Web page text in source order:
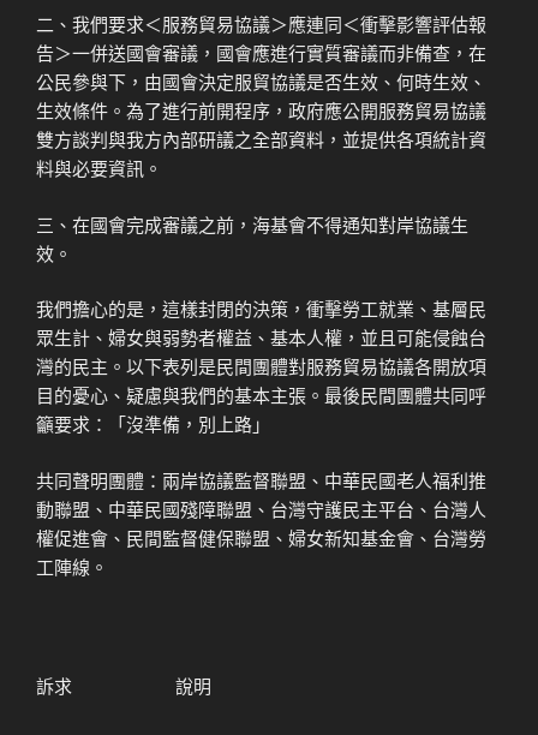
二、我們要求＜服務貿易協議＞應連同＜衝擊影響評估報
告＞一併送國會審議，國會應進行實質審議而非備查，在
公民參與下，由國會決定服貿協議是否生效、何時生效、
生效條件。為了進行前開程序，政府應公開服務貿易協議
雙方談判與我方內部研議之全部資料，並提供各項統計資
料與必要資訊。
三、在國會完成審議之前，海基會不得通知對岸協議生
效。
我們擔心的是，這樣封閉的決策，衝擊勞工就業、基層民
眾生計、婦女與弱勢者權益、基本人權，並且可能侵蝕台
灣的民主。以下表列是民間團體對服務貿易協議各開放項
目的憂心、疑慮與我們的基本主張。最後民間團體共同呼
籲要求：「沒準備，別上路」
共同聲明團體：兩岸協議監督聯盟、中華民國老人福利推
動聯盟、中華民國殘障聯盟、台灣守護民主平台、台灣人
權促進會、民間監督健保聯盟、婦女新知基金會、台灣勞
工陣線。
訴求 說明